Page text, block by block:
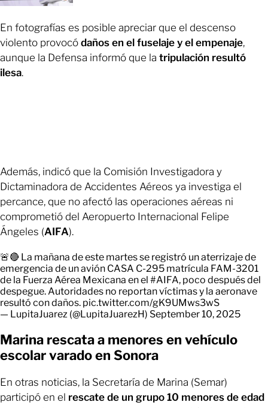
En fotografías es posible apreciar que el descenso
violento provocó daños en el fuselaje y el empenaje,
aunque la Defensa informó que la tripulación resultó
ilesa.
Además, indicó que la Comisión Investigadora y
Dictaminadora de Accidentes Aéreos ya investiga el
percance, que no afectó las operaciones aéreas ni
comprometió del Aeropuerto Internacional Felipe
Ángeles (AIFA).
🚨🔴 La mañana de este martes se registró un aterrizaje de
emergencia de un avión CASA C-295 matrícula FAM-3201
de la Fuerza Aérea Mexicana en el #AIFA, poco después del
despegue. Autoridades no reportan víctimas y la aeronave
resultó con daños. pic.twitter.com/gK9UMws3wS
— LupitaJuarez (@LupitaJuarezH) September 10, 2025
Marina rescata a menores en vehículo
escolar varado en Sonora
En otras noticias, la Secretaría de Marina (Semar)
participó en el rescate de un grupo 10 menores de edad